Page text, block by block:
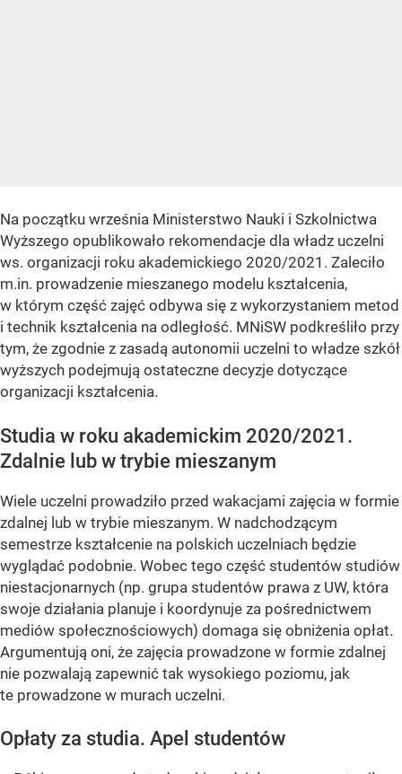
Na początku września Ministerstwo Nauki i Szkolnictwa
Wyższego opublikowało rekomendacje dla władz uczelni
ws. organizacji roku akademickiego 2020/2021. Zaleciło
m.in. prowadzenie mieszanego modelu kształcenia,
w którym część zajęć odbywa się z wykorzystaniem metod
i technik kształcenia na odległość. MNiSW podkreśliło przy
tym, że zgodnie z zasadą autonomii uczelni to władze szkół
wyższych podejmują ostateczne decyzje dotyczące
organizacji kształcenia.
Studia w roku akademickim 2020/2021.
Zdalnie lub w trybie mieszanym
Wiele uczelni prowadziło przed wakacjami zajęcia w formie
zdalnej lub w trybie mieszanym. W nadchodzącym
semestrze kształcenie na polskich uczelniach będzie
wyglądać podobnie. Wobec tego część studentów studiów
niestacjonarnych (np. grupa studentów prawa z UW, która
swoje działania planuje i koordynuje za pośrednictwem
mediów społecznościowych) domaga się obniżenia opłat.
Argumentują oni, że zajęcia prowadzone w formie zdalnej
nie pozwalają zapewnić tak wysokiego poziomu, jak
te prowadzone w murach uczelni.
Opłaty za studia. Apel studentów